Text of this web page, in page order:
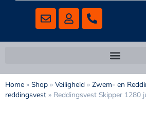
Home » Shop » Veiligheid » Zwem- en
reddingsvest » Reddingsvest Skipper 1280